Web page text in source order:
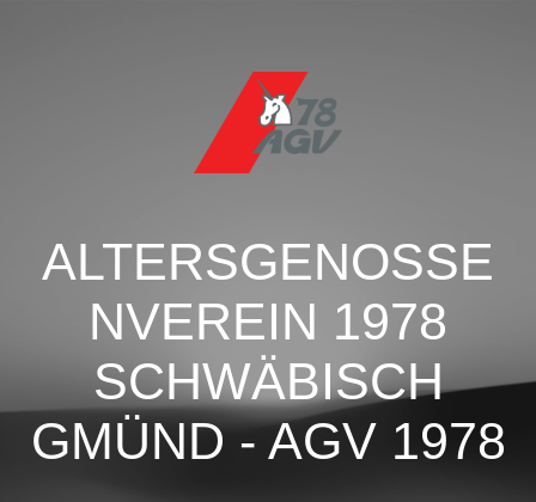
ALTERSGENOSSE
NVEREIN 1978
SCHWÄBISCH
GMÜND - AGV 1978